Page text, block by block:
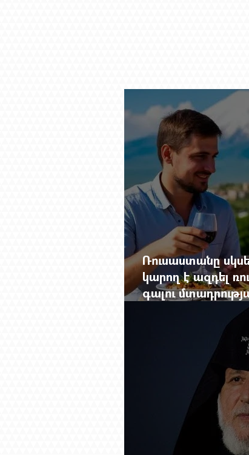
Ռուսաստանը
կարող է ազդել
գալու
խորանալ հայ-